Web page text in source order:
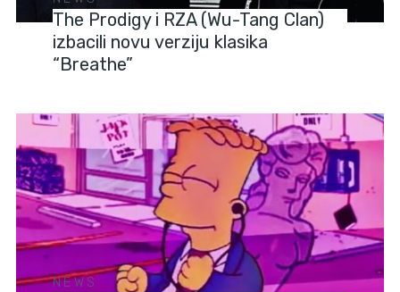
The Prodigy i RZA (Wu-Tang Clan)
izbacili novu verziju klasika
“Breathe”
NEWS